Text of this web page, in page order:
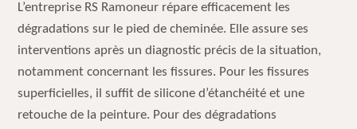
L’entreprise RS Ramoneur répare efficacement les
dégradations sur le pied de cheminée. Elle assure ses
interventions après un diagnostic précis de la situation,
notamment concernant les fissures. Pour les fissures
superficielles, il suffit de silicone d’étanchéité et une
retouche de la peinture. Pour des dégradations